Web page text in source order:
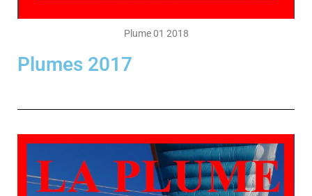
Plume 01 2018
Plumes 2017